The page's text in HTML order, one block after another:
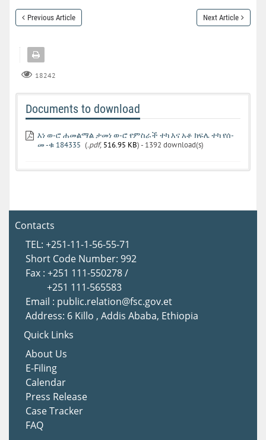
Previous Article Next Article
18242
Documents to download
እነ ወ-ሮ ሐመልማል ታመነ ወ-ሮ የምስራች ተካ እና አቶ ክፍሌ ተካ የሰ-
መ -ቁ 184335 (.pdf, 516.95 KB) - 1392 download(s)
Contacts
TEL: +251-11-1-56-55-71
Short Code Number: 992
Fax : +251 111-550278 /
+251 111-565583
Email : public.relation@fsc.gov.et
Address: 6 Killo , Addis Ababa, Ethiopia
Quick Links
About Us
E-Filing
Calendar
Press Release
Case Tracker
FAQ